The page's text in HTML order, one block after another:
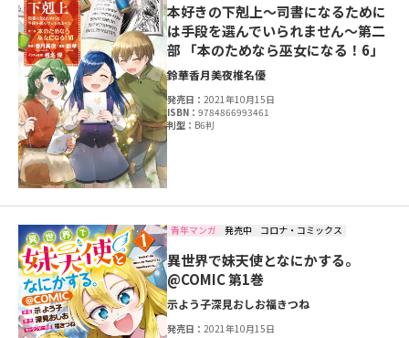
本好きの下剋上～司書になるために
は手段を選んでいられません～第二
部 「本のためなら巫女になる！6」
鈴華香月美夜椎名優
発売日：2021年10月15日
ISBN：9784866993461
判型： B6判
青年マンガ 発売中 コロナ・コミックス
異世界で妹天使となにかする。
@COMIC 第1巻
示よう子深見おしお福きつね
発売日：2021年10月15日